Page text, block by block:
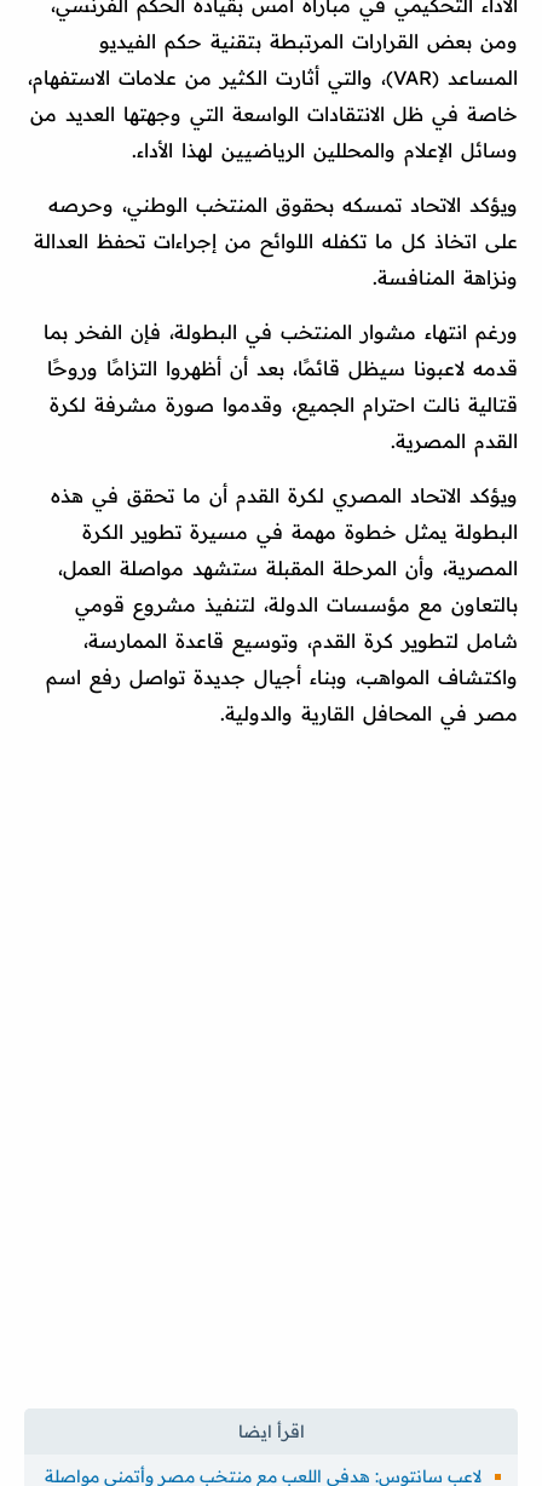
الأداء التحكيمي في مباراة أمس بقيادة الحكم الفرنسي،
ومن بعض القرارات المرتبطة بتقنية حكم الفيديو
المساعد (VAR)، والتي أثارت الكثير من علامات الاستفهام،
خاصة في ظل الانتقادات الواسعة التي وجهتها العديد من
وسائل الإعلام والمحللين الرياضيين لهذا الأداء.
ويؤكد الاتحاد تمسكه بحقوق المنتخب الوطني، وحرصه
على اتخاذ كل ما تكفله اللوائح من إجراءات تحفظ العدالة
ونزاهة المنافسة.
ورغم انتهاء مشوار المنتخب في البطولة، فإن الفخر بما
قدمه لاعبونا سيظل قائمًا، بعد أن أظهروا التزامًا وروحًا
قتالية نالت احترام الجميع، وقدموا صورة مشرفة لكرة
القدم المصرية.
ويؤكد الاتحاد المصري لكرة القدم أن ما تحقق في هذه
البطولة يمثل خطوة مهمة في مسيرة تطوير الكرة
المصرية، وأن المرحلة المقبلة ستشهد مواصلة العمل،
بالتعاون مع مؤسسات الدولة، لتنفيذ مشروع قومي
شامل لتطوير كرة القدم، وتوسيع قاعدة الممارسة،
واكتشاف المواهب، وبناء أجيال جديدة تواصل رفع اسم
مصر في المحافل القارية والدولية.
لاعب سانتوس: هدفي اللعب مع منتخب مصر وأتمنى مواصلة